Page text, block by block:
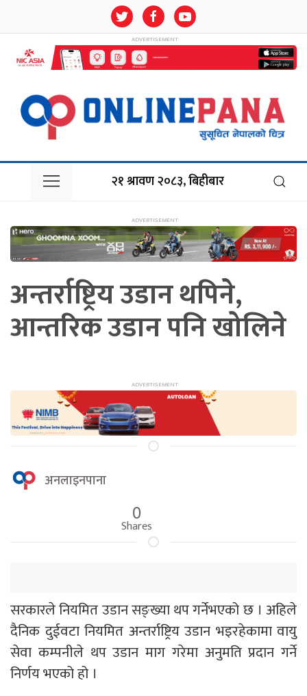
२१ श्रावण २०८३, बिहीबार
अन्तर्राष्ट्रिय उडान थपिने,
आन्तरिक उडान पनि खोलिने
अनलाइनपाना
0
Shares
सरकारले नियमित उडान सङ्ख्या थप गर्नेभएको छ । अहिले
दैनिक दुईवटा नियमित अन्तर्राष्ट्रिय उडान भइरहेकामा वायु
सेवा कम्पनीले थप उडान माग गरेमा अनुमति प्रदान गर्ने
निर्णय भएको हो ।